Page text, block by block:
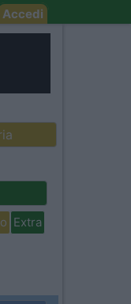
Accedi
Extra